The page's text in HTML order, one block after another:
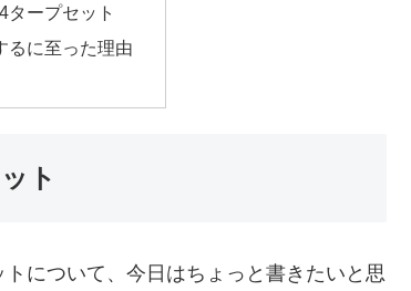
ープセット
るに至った理由
ト
について、今日はちょっと書きたいと思